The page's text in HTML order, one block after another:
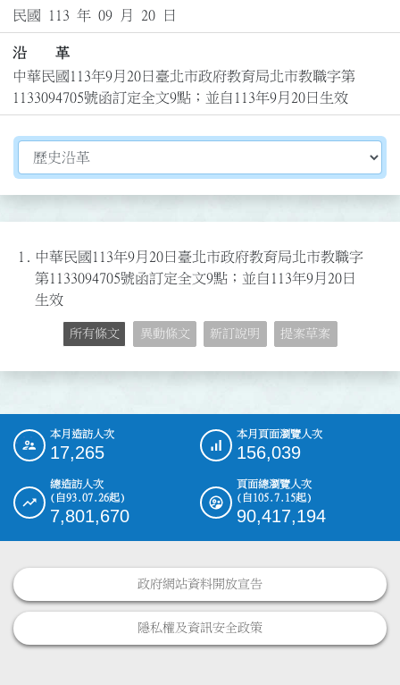
民國 113 年 09 月 20 日
沿 革
中華民國113年9月20日臺北市政府教育局北市教職字第
1133094705號函訂定全文9點；並自113年9月20日生效
切換選擇法規資訊內容
1. 中華民國113年9月20日臺北市政府教育局北市教職字
第1133094705號函訂定全文9點；並自113年9月20日
生效
所有條文 異動條文 新訂說明 提案草案
::: 本月造訪人次
17,265
本月頁面瀏覽人次
156,039
總造訪人次
(自93.07.26起)
7,801,670
頁面總瀏覽人次
(自105.7.15起)
90,417,194
政府網站資料開放宣告
隱私權及資訊安全政策